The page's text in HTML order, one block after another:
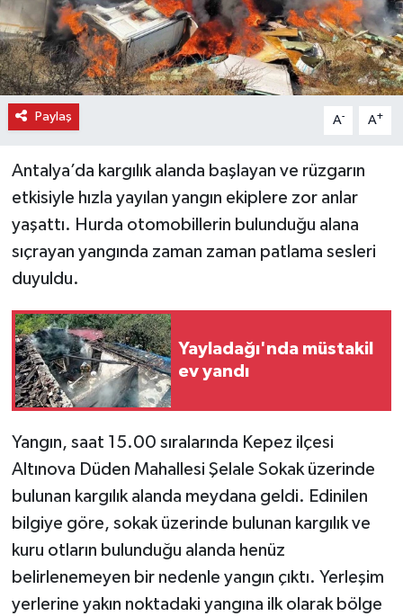
Paylaş A- A+
Antalya’da kargılık alanda başlayan ve rüzgarın
etkisiyle hızla yayılan yangın ekiplere zor anlar
yaşattı. Hurda otomobillerin bulunduğu alana
sıçrayan yangında zaman zaman patlama sesleri
duyuldu.
Yayladağı'nda müstakil
ev yandı
Yangın, saat 15.00 sıralarında Kepez ilçesi
Altınova Düden Mahallesi Şelale Sokak üzerinde
bulunan kargılık alanda meydana geldi. Edinilen
bilgiye göre, sokak üzerinde bulunan kargılık ve
kuru otların bulunduğu alanda henüz
belirlenemeyen bir nedenle yangın çıktı. Yerleşim
yerlerine yakın noktadaki yangına ilk olarak bölge